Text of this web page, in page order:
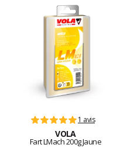
1 avis
VOLA
Fart LMach 200g Jaune